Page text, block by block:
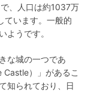
、人口は約1037万
ています。一般的
ようです。
な城の一つであ
）」があるこ
知られており、日